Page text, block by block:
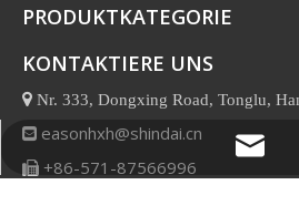
PRODUKTKATEGORIE
KONTAKTIERE UNS
 Nr. 333, Dongxing Road, Tonglu,
 easonhxh@shindai.cn
 +86-571-87566996